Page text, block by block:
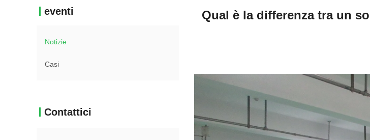
eventi
Notizie
Casi
Contattici
Qual è la differenza tra un